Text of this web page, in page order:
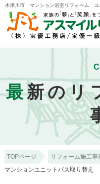
木津川市 マンション浴室リフォーム ユ
ム |木津川市・奈良市・生駒市・精華町
フォーム
最新のリ
TOPページ
リフォーム施工事
マンションユニットバス取り替え